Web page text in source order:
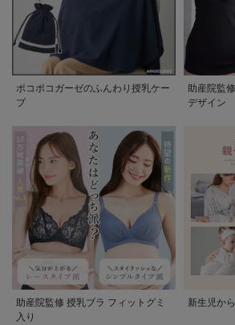
ポコポコガーゼのふんわり授乳ケー
プ
助産院監
デザイン
助産院監修 授乳ブラ フィットグミ
入り
新生児か